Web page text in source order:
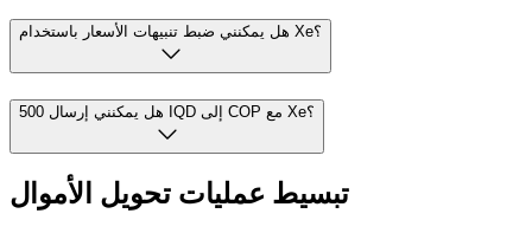
هل يمكنني ضبط تنبيهات الأسعار باستخدام Xe؟
هل يمكنني إرسال 500 IQD إلى COP مع Xe؟
تبسيط عمليات تحويل الأموال